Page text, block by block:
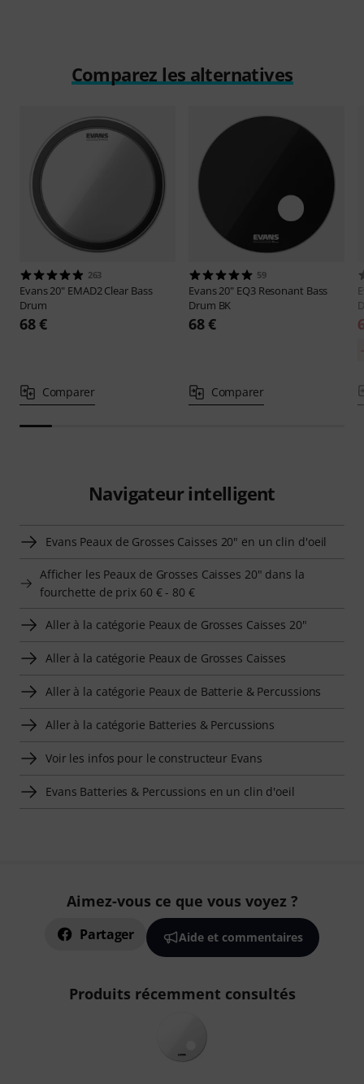
Comparez les alternatives
263
Evans20" EMAD2 Clear Bass
Drum
68 €
Comparer
59
Evans20" EQ3 Resonant Bass
Drum BK
68 €
Comparer
Navigateur intelligent
Evans Peaux de Grosses Caisses 20" en un clin d'oeil
Afficher les Peaux de Grosses Caisses 20" dans la
fourchette de prix 60 € - 80 €
Aller à la catégorie Peaux de Grosses Caisses 20"
Aller à la catégorie Peaux de Grosses Caisses
Aller à la catégorie Peaux de Batterie & Percussions
Aller à la catégorie Batteries & Percussions
Voir les infos pour le constructeur Evans
Evans Batteries & Percussions en un clin d'oeil
Aimez-vous ce que vous voyez ?
Partager Aide et commentaires
Produits récemment consultés